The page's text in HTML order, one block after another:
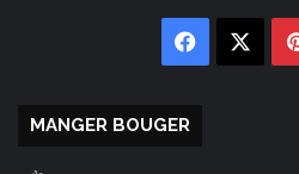
Facebook
MANGER BOUGER